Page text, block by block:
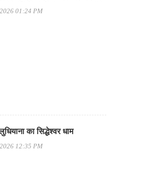
01:24 PM
का सिद्धेश्वर धाम
12:35 PM